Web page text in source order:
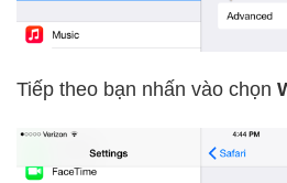
Tiếp theo bạn nhấn vào chọn